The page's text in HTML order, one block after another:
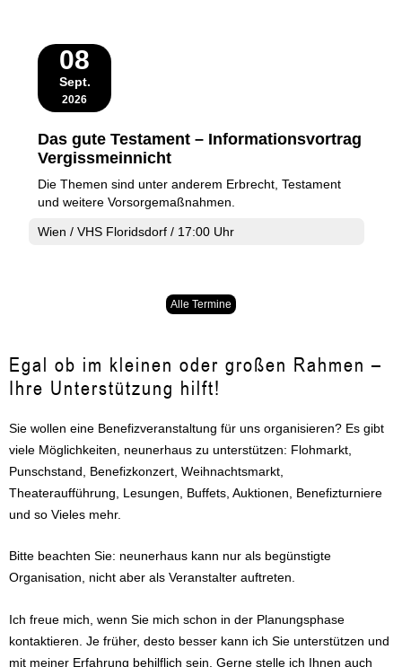
08
Sept.
2026
Das gute Testament – Informationsvortrag
Vergissmeinnicht
Die Themen sind unter anderem Erbrecht, Testament
und weitere Vorsorgemaßnahmen.
Wien / VHS Floridsdorf / 17:00 Uhr
Alle Termine
Egal ob im kleinen oder großen Rahmen –
Ihre Unterstützung hilft!
Sie wollen eine Benefizveranstaltung für uns organisieren? Es gibt
viele Möglichkeiten, neunerhaus zu unterstützen: Flohmarkt,
Punschstand, Benefizkonzert, Weihnachtsmarkt,
Theateraufführung, Lesungen, Buffets, Auktionen, Benefizturniere
und so Vieles mehr.
Bitte beachten Sie: neunerhaus kann nur als begünstigte
Organisation, nicht aber als Veranstalter auftreten.
Ich freue mich, wenn Sie mich schon in der Planungsphase
kontaktieren. Je früher, desto besser kann ich Sie unterstützen und
mit meiner Erfahrung behilflich sein. Gerne stelle ich Ihnen auch